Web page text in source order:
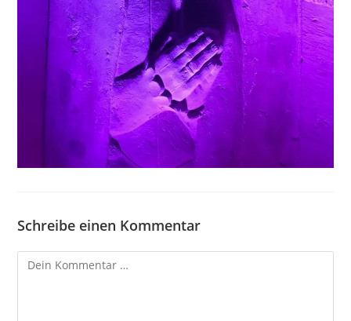
Schreibe einen Kommentar